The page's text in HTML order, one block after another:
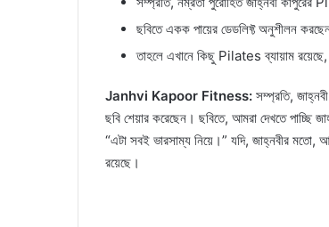
ছবিতে একক পায়ের ডেডলিফ্ট অনুশীলন
তাহলে এখানে কিছু Pilates ব্যায়াম
Janhvi Kapoor Fitness: সম্প্রতি,
ছবি শেয়ার করেছেন। ছবিতে, আমরা দেখতে পাচ্ছি
“এটা সবই ভারসাম্য নিয়ে।” যদি, জাহ্নবীর
রয়েছে।